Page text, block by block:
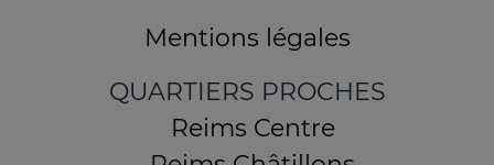
Mentions légales
QUARTIERS PROCHES
Reims Centre